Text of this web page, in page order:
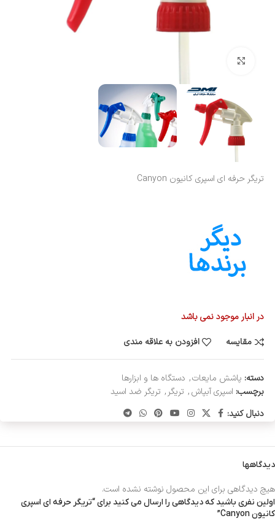
تریگر حرفه ای اسپری کانیون Canyon
در انبار موجود نمی باشد
مقایسه
افزودن به علاقه مندی
دسته: پاشش مایعات, دستگاه ها و ابزارها
برچسب: اسپری آبپاش, تریگر, تریگر ضد اسید
دنبال کنید:
دیدگاهها
هیچ دیدگاهی برای این محصول نوشته نشده است.
اولین نفری باشید که دیدگاهی را ارسال می کنید برای “تریگر حرفه ای اسپری
کانیون Canyon”